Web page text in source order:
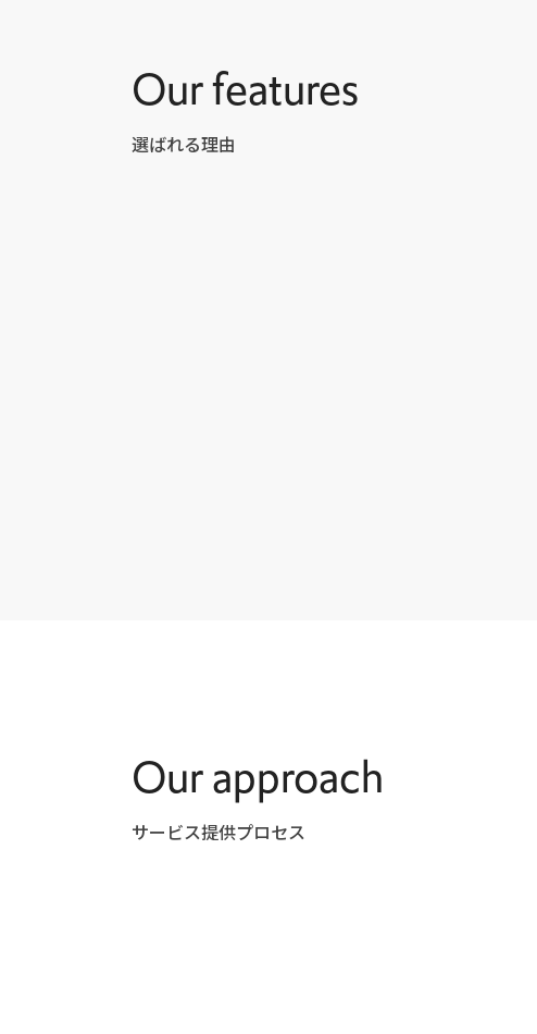
Our features
選ばれる理由
Our approach
サービス提供プロセス